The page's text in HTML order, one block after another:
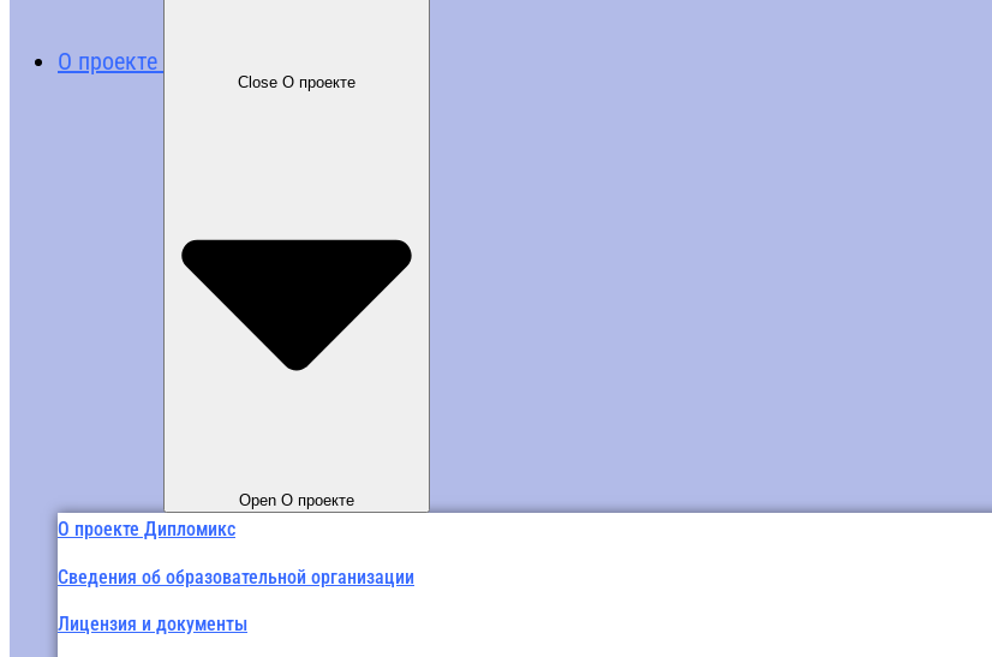
О проекте
Close О проекте
Open О проекте
О проекте Дипломикс
Сведения об образовательной организации
Лицензия и документы